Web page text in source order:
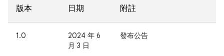
版本 日期 附註
1.0
2024 年 6
月 3 日
發布公告